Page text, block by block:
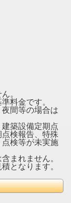
。
料金です。
間等の場合は
築設備定期点
検報告、特殊
検等が未実施
まれません。
となります。